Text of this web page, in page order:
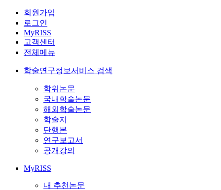
회원가입
로그인
MyRISS
고객센터
전체메뉴
학술연구정보서비스 검색
학위논문
국내학술논문
해외학술논문
학술지
단행본
연구보고서
공개강의
MyRISS
내 추천논문